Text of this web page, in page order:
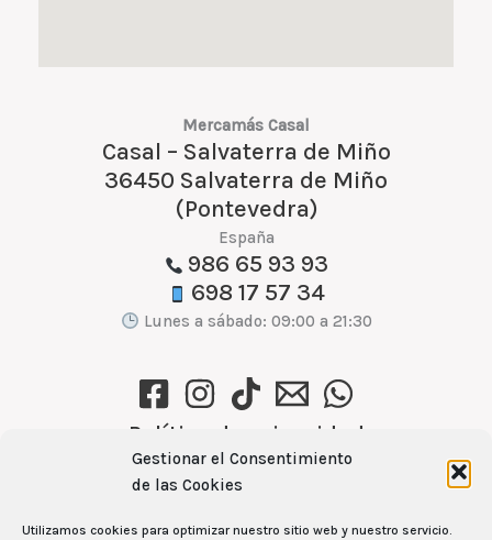
Gestionar el Consentimiento
de las Cookies
Utilizamos cookies para optimizar nuestro sitio web y nuestro servicio.
Mercamás Casal
Casal – Salvaterra de Miño
36450 Salvaterra de Miño
(Pontevedra)
España
986 65 93 93
698 17 57 34
Lunes a sábado: 09:00 a 21:30
Política de privacidad
Política de cookies (UE)
Aviso Legal